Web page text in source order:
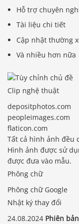
Hỗ trợ chuyên
Tài liệu chi tiết
Cập nhật thường
Và nhiều hơn nữa
Clip nghệ thuật
depositphotos.com
peopleimages.com
flaticon.com
Tất cả hình ảnh đều
Hình ảnh được sử
được đưa vào mẫu.
Phông chữ
Phông chữ Google
Nhật ký thay đổi
24.08.2024 Phiên